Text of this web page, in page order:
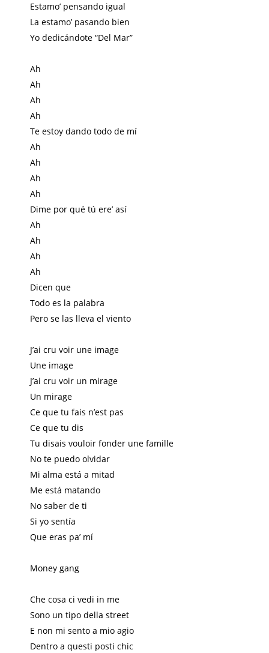
Estamo’ pensando igual
La estamo’ pasando bien
Yo dedicándote “Del Mar”
Ah
Ah
Ah
Ah
Te estoy dando todo de mí
Ah
Ah
Ah
Ah
Dime por qué tú ere’ así
Ah
Ah
Ah
Ah
Dicen que
Todo es la palabra
Pero se las lleva el viento
J’ai cru voir une image
Une image
J’ai cru voir un mirage
Un mirage
Ce que tu fais n’est pas
Ce que tu dis
Tu disais vouloir fonder une famille
No te puedo olvidar
Mi alma está a mitad
Me está matando
No saber de ti
Si yo sentía
Que eras pa’ mí
Money gang
Che cosa ci vedi in me
Sono un tipo della street
E non mi sento a mio agio
Dentro a questi posti chic